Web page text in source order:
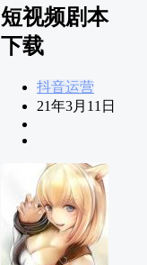
短视频剧本
下载
抖音运营
21年3月11日